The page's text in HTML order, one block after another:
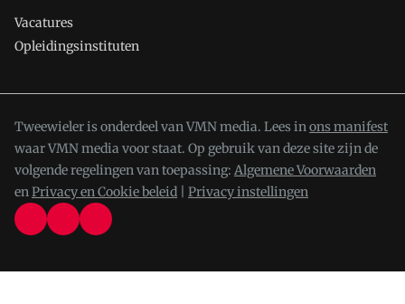
Vacatures
Opleidingsinstituten
Tweewieler is onderdeel van VMN media. Lees inons manifest
waar VMN media voor staat. Op gebruik van deze site zijn de
volgende regelingen van toepassing: Algemene Voorwaarden
enPrivacy en Cookie beleid Privacy instellingen